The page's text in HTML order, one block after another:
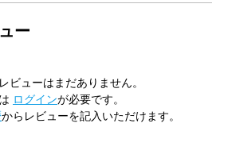
ー
ビューはまだありません。
ログインが必要です。
からレビューを記入いただけます。